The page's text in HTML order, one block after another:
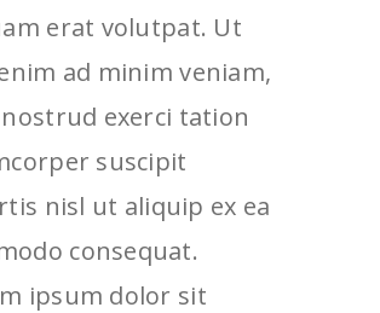
erat volutpat. Ut
ad minim veniam,
exerci tation
suscipit
nisl ut aliquip ex ea
consequat.
ipsum dolor sit